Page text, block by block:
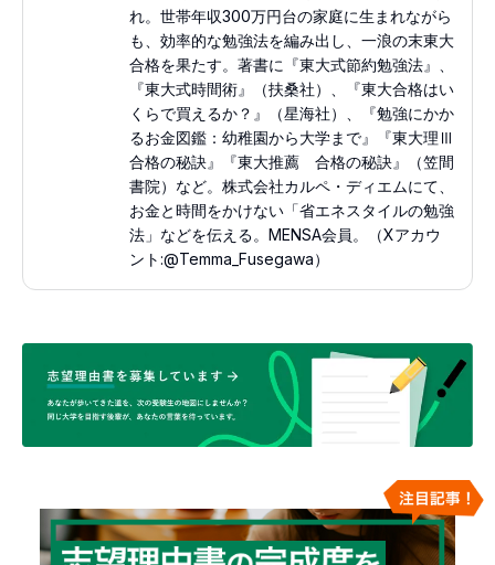
れ。世帯年収300万円台の家庭に生まれながら
も、効率的な勉強法を編み出し、一浪の末東大
合格を果たす。著書に『東大式節約勉強法』、
『東大式時間術』（扶桑社）、『東大合格はい
くらで買えるか？』（星海社）、『勉強にかか
るお金図鑑：幼稚園から大学まで』『東大理Ⅲ
合格の秘訣』『東大推薦 合格の秘訣』（笠間
書院）など。株式会社カルペ・ディエムにて、
お金と時間をかけない「省エネスタイルの勉強
法」などを伝える。MENSA会員。（Xアカウ
ント:@Temma_Fusegawa）